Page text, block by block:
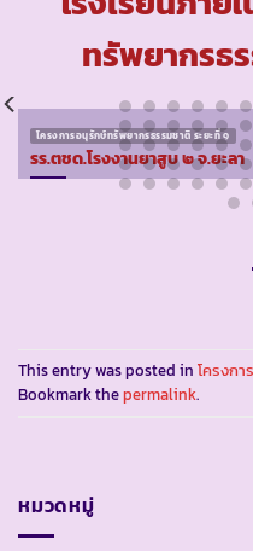
ทรัพยากรธ
โครงการอนุรักษ์ทรัพยากรธรรมชาติ ระยะที่ ๑
รร.ตชด.โรงงานยาสูบ ๒ จ.ยะลา
This entry was posted in โครงก
Bookmark thepermalink.
หมวดหมู่